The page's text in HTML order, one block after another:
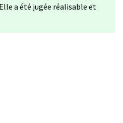
a été jugée réalisable et